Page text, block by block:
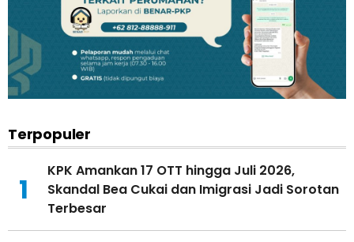
Terpopuler
1
KPK Amankan 17 OTT hingga Juli 2026,
Skandal Bea Cukai dan Imigrasi Jadi Sorotan
Terbesar